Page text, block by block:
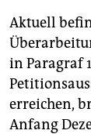
Aktuell
in Paragraf
erreichen,
Anfang